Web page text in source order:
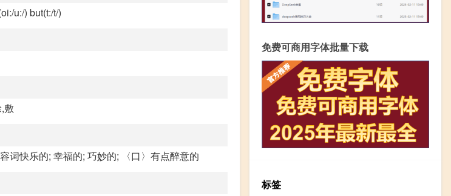
u:/) but(t:/t/)
敷
词快乐的; 幸福的; 巧妙的; 〈口〉有点醉意的
免费可商用字体批量下载
标签